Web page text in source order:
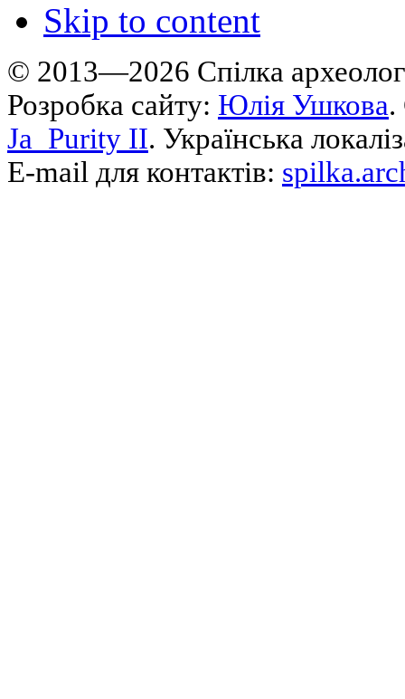
Skip to content
© 2013—2026 Cпілка
Розробка сайту: Юлія Ушкова.
Ja_Purity II. Українська
E-mail для контактів: